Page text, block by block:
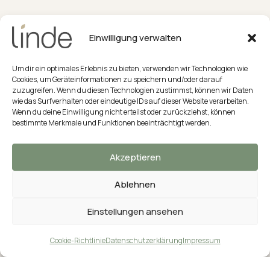
Einwilligung verwalten
Um dir ein optimales Erlebnis zu bieten, verwenden wir Technologien wie
Cookies, um Geräteinformationen zu speichern und/oder darauf
zuzugreifen. Wenn du diesen Technologien zustimmst, können wir Daten
wie das Surfverhalten oder eindeutige IDs auf dieser Website verarbeiten.
Wenn du deine Einwilligung nicht erteilst oder zurückziehst, können
bestimmte Merkmale und Funktionen beeinträchtigt werden.
Akzeptieren
Ablehnen
Einstellungen ansehen
Cookie-RichtlinieDatenschutzerklärungImpressum
Zum Bestpreis buchen
Impressum
Cookie-Richtlinie (EU)
★★★★
Danke für Ihre Anfrage.
Wir melden uns bei Ihnen.